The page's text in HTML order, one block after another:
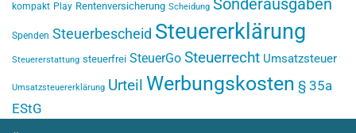
kompakt Play Rentenversicherung Scheidung Sonderausgaben
Spenden Steuerbescheid Steuererklärung
Steuererstattung steuerfrei SteuerGo Steuerrecht Umsatzsteuer
Umsatzsteuererklärung Urteil Werbungskosten § 35a
EStG